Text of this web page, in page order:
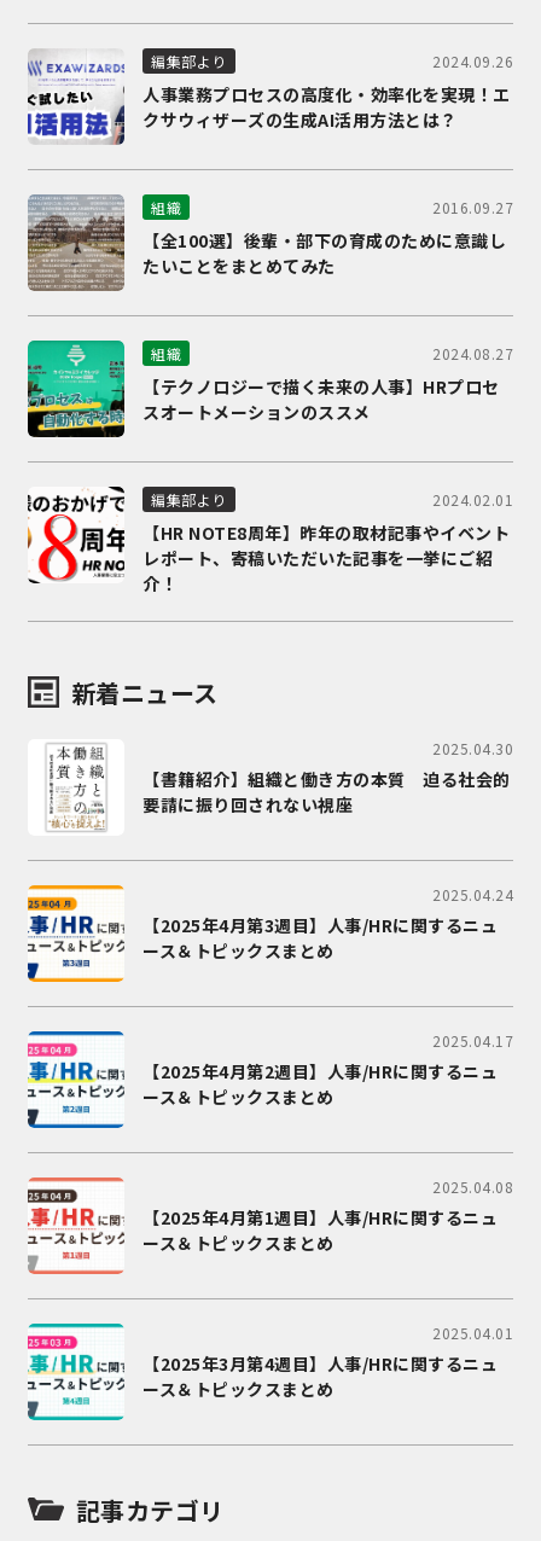
編集部より 2024.09.26
人事業務プロセスの高度化・効率化を実現！エ
クサウィザーズの生成AI活用方法とは？
組織 2016.09.27
【全100選】後輩・部下の育成のために意識し
たいことをまとめてみた
組織 2024.08.27
【テクノロジーで描く未来の人事】HRプロセ
スオートメーションのススメ
編集部より 2024.02.01
【HR NOTE8周年】昨年の取材記事やイベント
レポート、寄稿いただいた記事を一挙にご紹
介！
新着ニュース
2025.04.30
【書籍紹介】組織と働き方の本質 迫る社会的
要請に振り回されない視座
2025.04.24
【2025年4月第3週目】人事/HRに関するニュ
ース＆トピックスまとめ
2025.04.17
【2025年4月第2週目】人事/HRに関するニュ
ース＆トピックスまとめ
2025.04.08
【2025年4月第1週目】人事/HRに関するニュ
ース＆トピックスまとめ
2025.04.01
【2025年3月第4週目】人事/HRに関するニュ
ース＆トピックスまとめ
記事カテゴリ